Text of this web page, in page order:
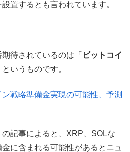
設置するとも言われています。
待されているのは「 ビットコイ
というものです。
ン戦略準備金実現の可能性、予測
記事によると、XRP、SOLな
に含まれる可能性があるとニュ